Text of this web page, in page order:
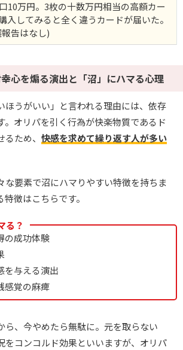
10万円。3枚の十数万円相当の高額カー
入してみると全く違うカードが届いた。
告はなし)
心を煽る演出と「沼」にハマる心理
ほうがいい」と言われる理由には、依存
。オリパを引く行為が快楽物質であるド
ため、 快感を求めて繰り返す人が多い
な要素で沼にハマりやすい特徴を持ちま
徴はこちらです。
る？
の成功体験
を与える演出
感覚の麻痺
ら、今やめたら無駄に。元を取らない
をコンコルド効果といいますが、オリパ